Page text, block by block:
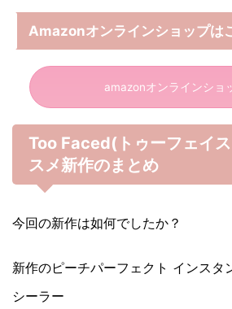
Amazonオンラインショップ
amazonオンラインショ
Too Faced(トゥーフェイ
スメ新作のまとめ
今回の新作は如何でしたか？
新作のピーチパーフェクト インスタ
シーラー